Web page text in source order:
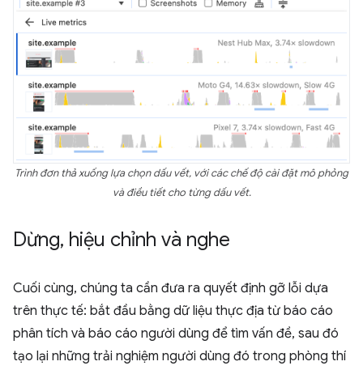
Trình đơn thả xuống lựa chọn dấu vết, với các chế độ cài đặt mô phỏng
và điều tiết cho từng dấu vết.
Dừng, hiệu chỉnh và nghe
Cuối cùng, chúng ta cần đưa ra quyết định gỡ lỗi dựa
trên thực tế: bắt đầu bằng dữ liệu thực địa từ báo cáo
phân tích và báo cáo người dùng để tìm vấn đề, sau đó
tạo lại những trải nghiệm người dùng đó trong phòng thí